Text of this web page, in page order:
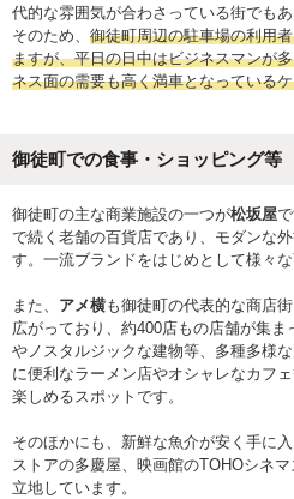
代的な雰囲気が合わさっている街でもあ
そのため、 御徒町周辺の駐車場の利用
ますが、平日の日中はビジネスマンが
ネス面の需要も高く満車となっている
御徒町での食事・ショッピング等
御徒町の主な商業施設の一つが松坂屋
で続く老舗の百貨店であり、モダンな
す。一流ブランドをはじめとして様々な
また、 アメ横も御徒町の代表的な商店
広がっており、約400店もの店舗が集
やノスタルジックな建物等、多種多様
に便利なラーメン店やオシャレなカフ
楽しめるスポットです。
そのほかにも、新鮮な魚介が安く手に
ストアの多慶屋、映画館のTOHOシネ
立地しています。